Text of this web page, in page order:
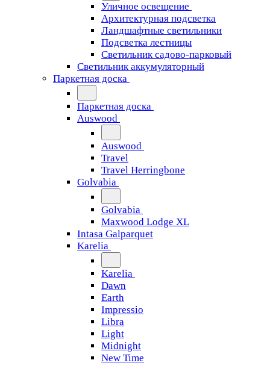
Уличное освещение
Архитектурная подсветка
Ландшафтные светильники
Подсветка лестницы
Светильник садово-парковый
Светильник аккумуляторный
Паркетная доска
Паркетная доска
Auswood
Auswood
Travel
Travel Herringbone
Golvabia
Golvabia
Maxwood Lodge XL
Intasa Galparquet
Karelia
Karelia
Dawn
Earth
Impressio
Libra
Light
Midnight
New Time